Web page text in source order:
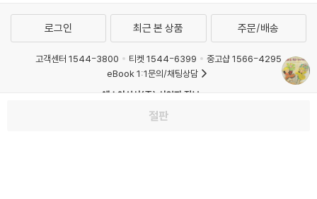
절판
로그인 최근 본 상품 주문/배송
고객센터 1544-3800 티켓 1544-6399
중고샵 1566-4295
eBook 1:1문의/채팅상담
예스이십사(주) 사업자 정보
개인정보처리방침